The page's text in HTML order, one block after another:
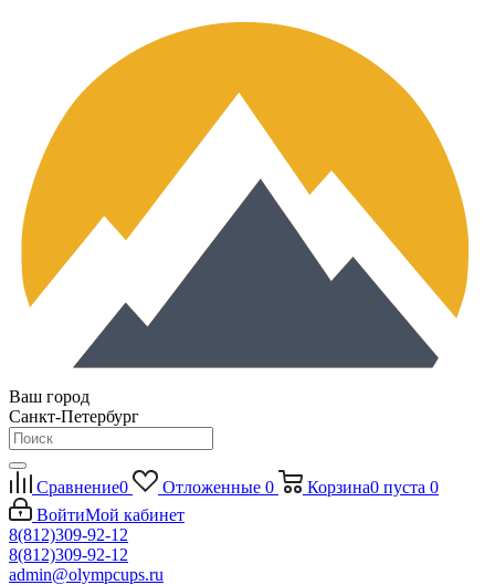
Ваш город
Санкт-Петербург
Сравнение0 Отложенные 0 Корзина0 пуста 0
ВойтиМой кабинет
8(812)309-92-12
8(812)309-92-12
admin@olympcups.ru